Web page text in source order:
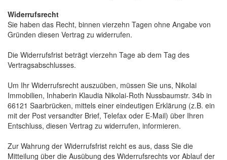
Widerrufsrecht
Sie haben das Recht, binnen vierzehn Tagen ohne Angabe von
Gründen diesen Vertrag zu widerrufen.
Die Widerrufsfrist beträgt vierzehn Tage ab dem Tag des
Vertragsabschlusses.
Um Ihr Widerrufsrecht auszuüben, müssen Sie uns, Nikolai
Immobilien, Inhaberin Klaudia Nikolai-Roth Nussbaumstr. 34b in
66121 Saarbrücken, mittels einer eindeutigen Erklärung (z.B. ein
mit der Post versandter Brief, Telefax oder E-Mail) über Ihren
Entschluss, diesen Vertrag zu widerrufen, informieren.
Zur Wahrung der Widerrufsfrist reicht es aus, dass Sie die
Mitteilung über die Ausübung des Widerrufsrechts vor Ablauf der